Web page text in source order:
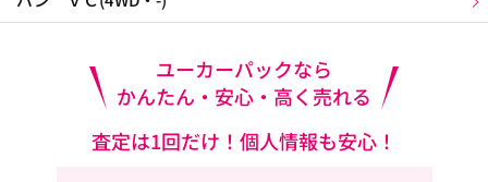
ユーカーパックなら
かんたん・安心・高く売れる
査定は1回だけ！個人情報も安心！